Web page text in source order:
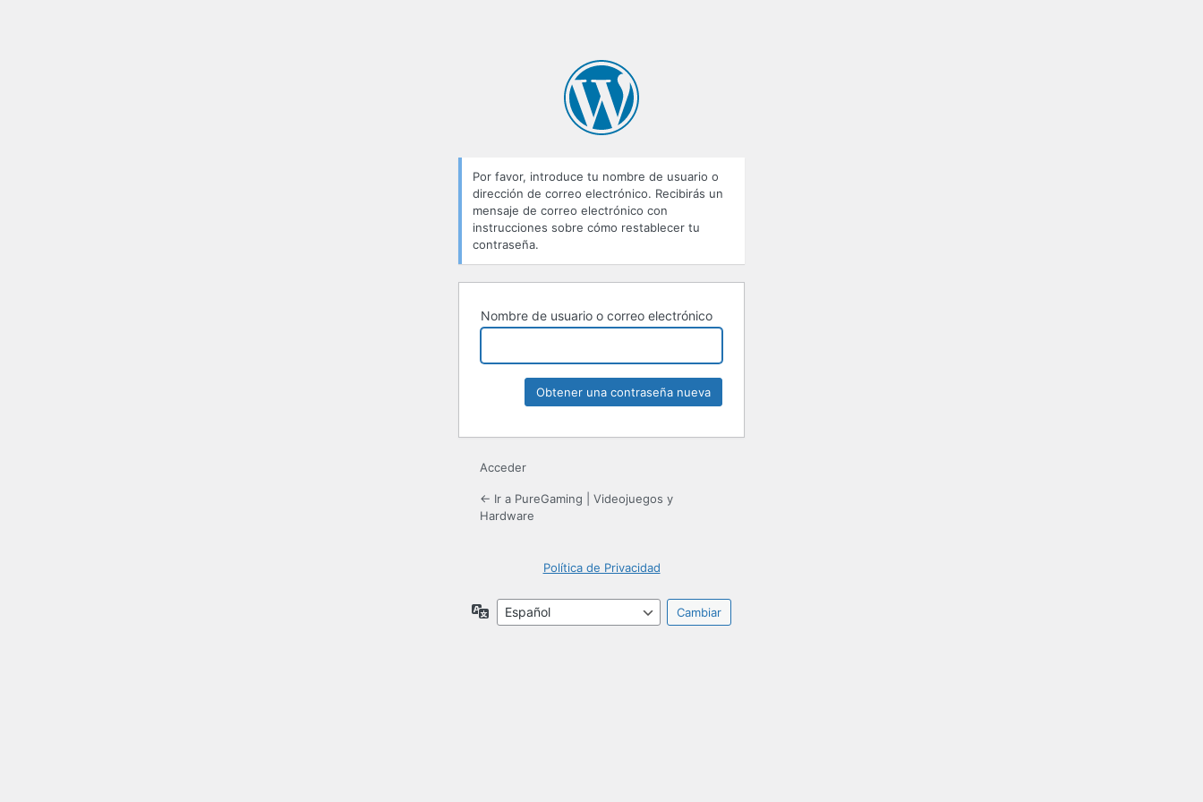
Por favor, introduce tu nombre de usuario o
dirección de correo electrónico. Recibirás un
mensaje de correo electrónico con
instrucciones sobre cómo restablecer tu
contraseña.
Nombre de usuario o correo electrónico
Acceder
← Ir a PureGaming | Videojuegos y
Hardware
Política de Privacidad
Idioma